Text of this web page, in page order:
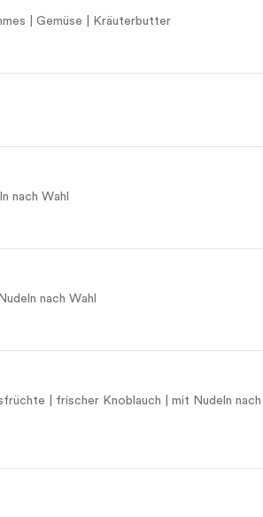
| Gemüse | Kräuterbutter
nach Wahl
nach Wahl
| frischer Knoblauch | mit Nudeln nach